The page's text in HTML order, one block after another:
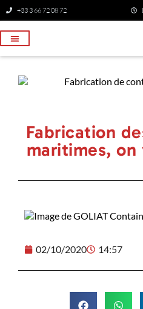
+33 3 66 72 08 72
Fabrication
maritimes,
02/10/2020 14:57